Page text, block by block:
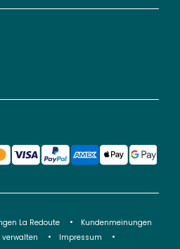
La Redoute
Kundenmeinungen
verwalten
Impressum